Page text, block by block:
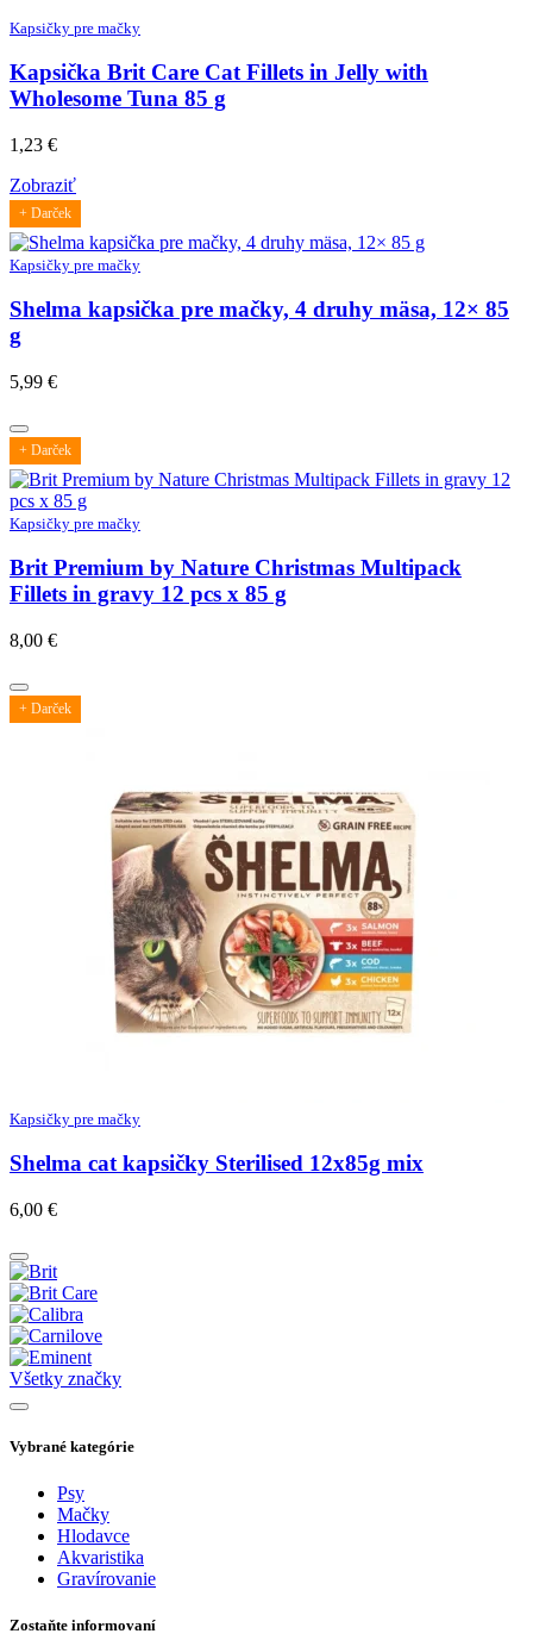
Kapsičky pre mačky
Kapsička Brit Care Cat Fillets in Jelly with
Wholesome Tuna 85 g
1,23 €
Zobraziť
+ Darček
Kapsičky pre mačky
Shelma kapsička pre mačky, 4 druhy mäsa, 12× 85
g
5,99 €
+ Darček
Kapsičky pre mačky
Brit Premium by Nature Christmas Multipack
Fillets in gravy 12 pcs x 85 g
8,00 €
+ Darček
Kapsičky pre mačky
Shelma cat kapsičky Sterilised 12x85g mix
6,00 €
Všetky značky
Vybrané kategórie
Psy
Mačky
Hlodavce
Akvaristika
Gravírovanie
Zostaňte informovaní